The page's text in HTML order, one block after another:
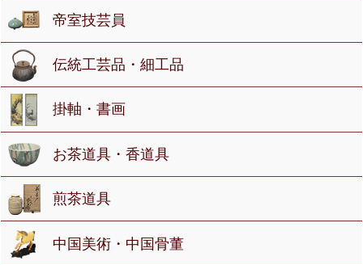
帝室技芸員
伝統工芸品・細工品
掛軸・書画
お茶道具・香道具
煎茶道具
中国美術・中国骨董